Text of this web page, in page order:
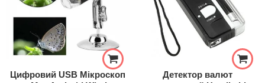
Цифровий USB Мікроскоп
Детектор валют